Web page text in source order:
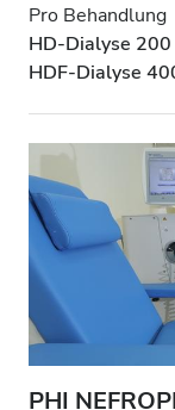
Pro Behandlung
HD-Dialyse
HDF-Dialyse
PHI